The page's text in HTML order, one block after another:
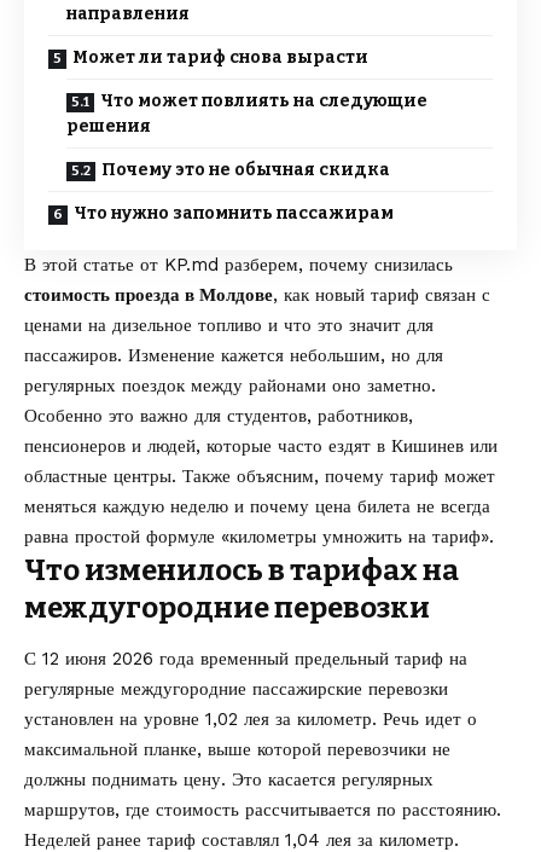
направления
Может ли тариф снова вырасти
Что может повлиять на следующие
решения
Почему это не обычная скидка
Что нужно запомнить пассажирам
В этой статье от KP.md разберем, почему снизилась
стоимость проезда в Молдове, как новый тариф связан с
ценами на дизельное топливо и что это значит для
пассажиров. Изменение кажется небольшим, но для
регулярных поездок между районами оно заметно.
Особенно это важно для студентов, работников,
пенсионеров и людей, которые часто ездят в Кишинев или
областные центры. Также объясним, почему тариф может
меняться каждую неделю и почему цена билета не всегда
равна простой формуле «километры умножить на тариф».
Что изменилось в тарифах на
междугородние перевозки
С 12 июня 2026 года временный предельный тариф на
регулярные междугородние пассажирские перевозки
установлен на уровне 1,02 лея за километр. Речь идет о
максимальной планке, выше которой перевозчики не
должны поднимать цену. Это касается регулярных
маршрутов, где стоимость рассчитывается по расстоянию.
Неделей ранее тариф составлял 1,04 лея за километр.